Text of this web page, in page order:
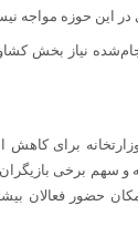
این حوزه مواجه
نیاز بخش
برای کاهش
و سهم برخی
حضور فعالان